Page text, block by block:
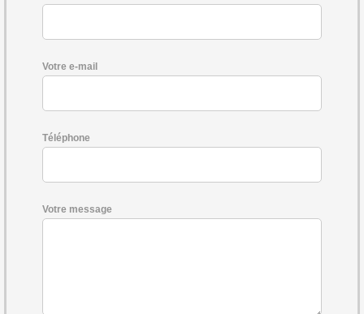
Votre e-mail
Téléphone
Votre message